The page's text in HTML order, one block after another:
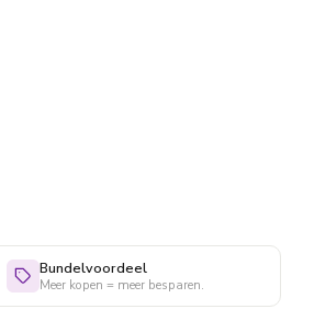
Bundelvoordeel
Meer kopen = meer besparen.